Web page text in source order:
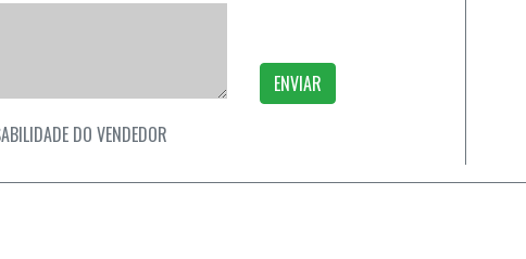
ENVIAR
DO VENDEDOR